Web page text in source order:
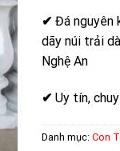
✔ Đá nguyên
dãy núi trải
Nghệ An
✔ Uy tín,
Danh mục: Con